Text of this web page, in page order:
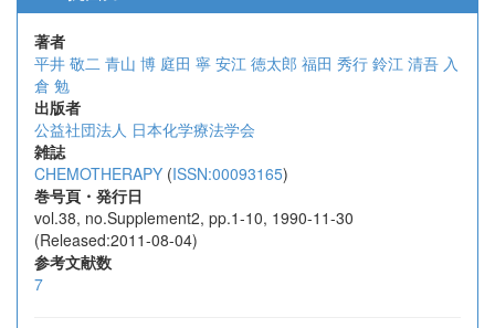
著者
平井 敬二 青山 博 庭田 寧 安江 徳太郎 福田 秀行 鈴江 清吾 入
倉 勉
出版者
公益社団法人 日本化学療法学会
雑誌
CHEMOTHERAPY (ISSN:00093165)
巻号頁・発行日
vol.38, no.Supplement2, pp.1-10, 1990-11-30
(Released:2011-08-04)
参考文献数
7